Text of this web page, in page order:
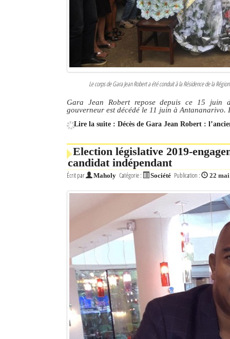
L'actualité du tourisme
Les Petites Annonces
La Tribune de Diego en PDF
Le corps de Gara Jean Robert a été conduit à la Résidence de la
Gara Jean Robert repose depuis ce 15 juin
gouverneur est décédé le 11 juin à Antananarivo.
Lire la suite : Décès de Gara Jean Robert :
Election législative 2019-
candidat indépendant
Écrit par Maholy Catégorie : Société Publication : 22